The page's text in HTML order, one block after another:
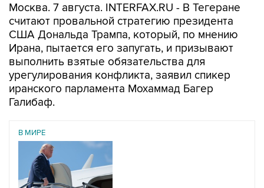
Москва. 7 августа. INTERFAX.RU - В Тегеране
считают провальной стратегию президента
США Дональда Трампа, который, по мнению
Ирана, пытается его запугать, и призывают
выполнить взятые обязательства для
урегулирования конфликта, заявил спикер
иранского парламента Мохаммад Багер
Галибаф.
В МИРЕ